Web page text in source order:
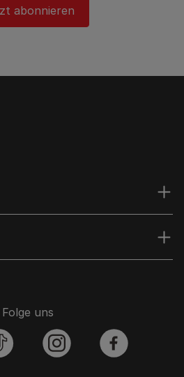
abonnieren
Folge uns
instagram facebook